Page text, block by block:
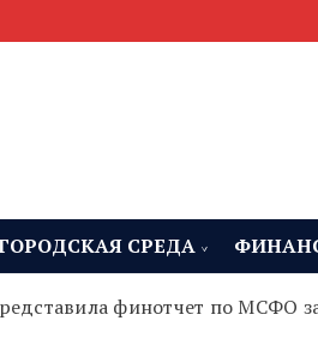
СРЕДА
финотчет по МСФО